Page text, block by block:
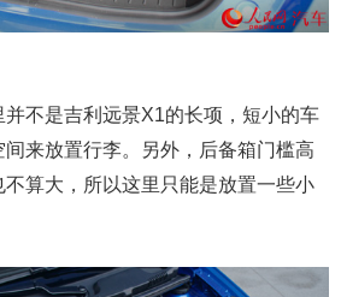
不是吉利远景X1的长项，短小的车
来放置行李。另外，后备箱门槛高
算大，所以这里只能是放置一些小